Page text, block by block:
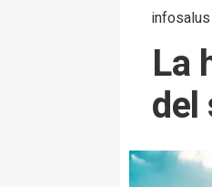
infosalus
La
del